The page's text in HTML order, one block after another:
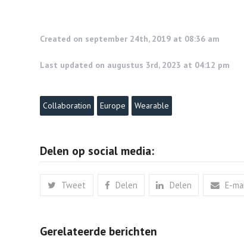
Created on september 24th, 2019 at 08:36 am
Last updated on augustus 3rd, 2023 at 04:12 pm
Collaboration Europe Wearable
Delen op social media:
Tweet Delen Delen E-
Gerelateerde berichten